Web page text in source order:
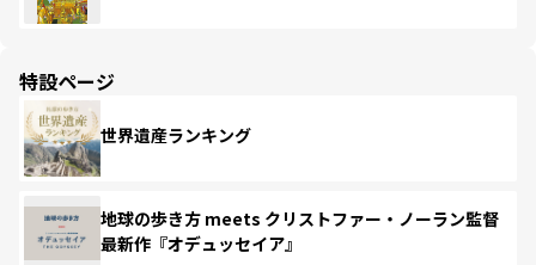
特設ページ
世界遺産ランキング
地球の歩き方 meets クリストファー・ノーラン監督
最新作『オデュッセイア』